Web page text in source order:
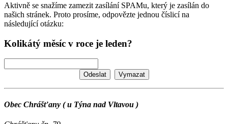
Aktivně se snažíme zamezit zasílání SPAMu, který je zasílán do
našich stránek. Proto prosíme, odpovězte jednou číslicí na
následující otázku:
Kolikátý měsíc v roce je leden?
Obec Chrášťany ( u Týna nad Vltavou )